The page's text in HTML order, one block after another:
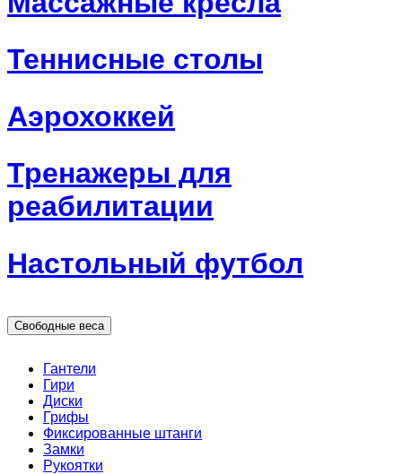
Теннисные столы
Аэрохоккей
Тренажеры для
реабилитации
Настольный футбол
Свободные веса
Гантели
Гири
Диски
Грифы
Фиксированные штанги
Замки
Рукоятки